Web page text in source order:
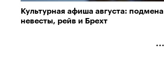
Культурная афиша августа: подмена
невесты, рейв и Брехт